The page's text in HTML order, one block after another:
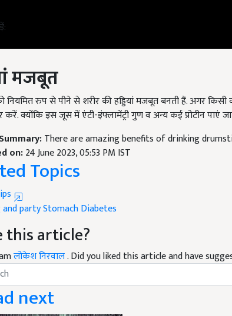
मजबूत
रुप से पीने से शरीर की हड्डियां मजबूत बनती हैं. अगर किसी
क्योंकि इस जूस में एंटी-इंफ्लामेंट्री गुण व अन्य कई प्रोटीन पाएं
There are amazing benefits of drinking
on:24 June 2023, 05:53 PM IST
Topics
party
this article?
लोकेश निरवाल. Did you liked this article and have
and feedback.
next